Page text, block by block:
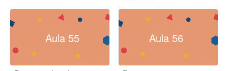
Aula 55 Aula 56